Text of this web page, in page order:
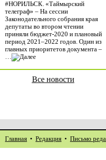
#НОРИЛЬСК. «Таймырский
телеграф» – На сессии
Законодательного собрания края
депутаты во втором чтении
приняли бюджет-2020 и плановый
период 2021–2022 годов. Один из
главных приоритетов документа –
…
Все новости
Главная • Редакция • Письмо